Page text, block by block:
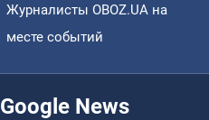
Журналисты OBOZ.UA на
месте событий
News